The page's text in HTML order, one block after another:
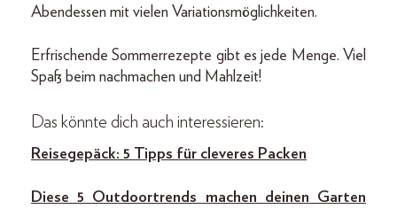
Abendessen mit vielen Variationsmöglichkeiten.
Erfrischende Sommerrezepte gibt es jede Menge. Viel
Spaß beim nachmachen und Mahlzeit!
Das könnte dich auch interessieren:
Reisegepäck: 5 Tipps für cleveres Packen
Diese 5 Outdoortrends machen deinen Garten